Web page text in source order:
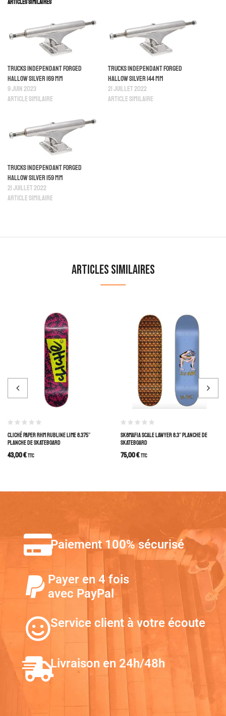
Articles similaires
Trucks Independant Forged
Hallow Silver 169 mm
9 juin 2023
Article similaire
Trucks Independant Forged
Hallow Silver 144 mm
21 juillet 2022
Article similaire
Trucks Independant Forged
Hallow Silver 159 mm
21 juillet 2022
Article similaire
Articles similaires
CLICHÉ PAPER RHM RUBLINE LIME 8.375″
PLANCHE DE SKATEBOARD
43,00€TTC
SK8MAFIA SCALE LAWYER 8.3″ PLANCHE DE
SKATEBOARD
75,00€TTC
Paiement 100% sécurisé
Payer en 4 fois
avec PayPal
Service client à votre écoute
Livraison en 24h/48h